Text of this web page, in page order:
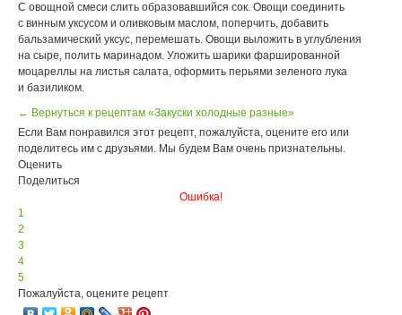
С овощной смеси слить образовавшийся сок. Овощи соединить
с винным уксусом и оливковым маслом, поперчить, добавить
бальзамический уксус, перемешать. Овощи выложить в углубления
на сыре, полить маринадом. Уложить шарики фаршированной
моцареллы на листья салата, оформить перьями зеленого лука
и базиликом.
← Вернуться к рецептам «Закуски холодные разные»
Если Вам понравился этот рецепт, пожалуйста, оцените его или
поделитесь им с друзьями. Мы будем Вам очень признательны.
Оценить
Поделиться
Ошибка!
1
2
3
4
5
Пожалуйста, оцените рецепт